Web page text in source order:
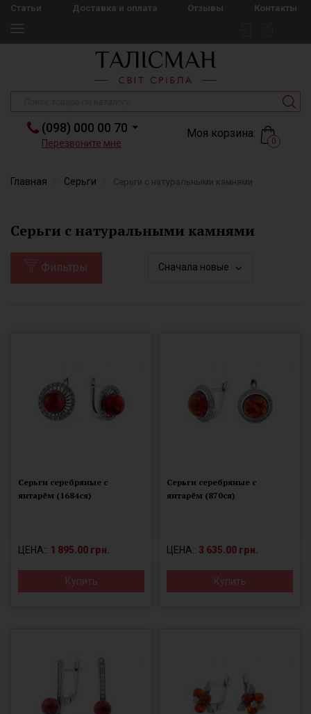
Статьи Доставка и оплата Отзывы Контакты
(098) 000 00 70
Перезвоните мне
Моя корзина:
0
Главная Серьги Серьги с натуральными камнями
Серьги с натуральными камнями
Фильтры Сначала новые
Серьги серебряные с
янтарём (1684ся)
ЦЕНА:: 1 895.00 грн.
Купить
Серьги серебряные с
янтарём (870ся)
ЦЕНА:: 3 635.00 грн.
Купить